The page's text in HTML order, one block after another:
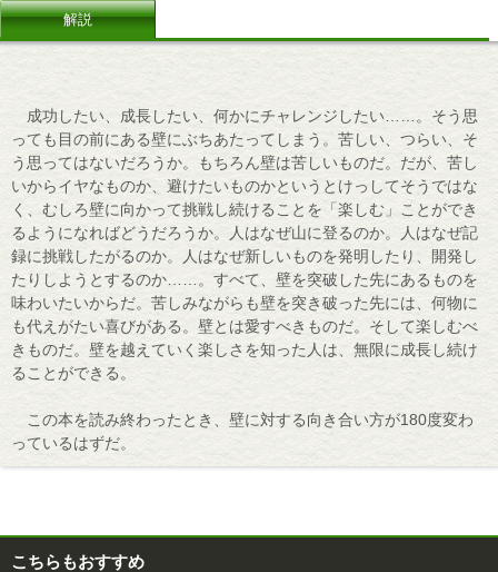
解説
成功したい、成長したい、何かにチャレンジしたい……。そう思
っても目の前にある壁にぶちあたってしまう。苦しい、つらい、そ
う思ってはないだろうか。もちろん壁は苦しいものだ。だが、苦し
いからイヤなものか、避けたいものかというとけっしてそうではな
く、むしろ壁に向かって挑戦し続けることを「楽しむ」ことができ
るようになればどうだろうか。人はなぜ山に登るのか。人はなぜ記
録に挑戦したがるのか。人はなぜ新しいものを発明したり、開発し
たりしようとするのか……。すべて、壁を突破した先にあるものを
味わいたいからだ。苦しみながらも壁を突き破った先には、何物に
も代えがたい喜びがある。壁とは愛すべきものだ。そして楽しむべ
きものだ。壁を越えていく楽しさを知った人は、無限に成長し続け
ることができる。
この本を読み終わったとき、壁に対する向き合い方が180度変わ
っているはずだ。
こちらもおすすめ